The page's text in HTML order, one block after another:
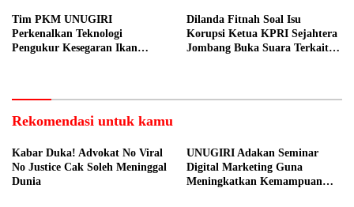
Tim PKM UNUGIRI
Perkenalkan Teknologi
Pengukur Kesegaran Ikan
Dilanda Fitnah Soal Isu
Korupsi Ketua KPRI Sejahtera
Jombang Buka Suara Terkait
Rekomendasi untuk kamu
Kabar Duka! Advokat No Viral
No Justice Cak Soleh Meninggal
Dunia
UNUGIRI Adakan Seminar
Digital Marketing Guna
Meningkatkan Kemampuan